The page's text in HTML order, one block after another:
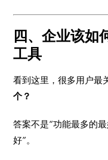
四、企业该如
工具
看到这里，很多用户最
个？
答案不是“功能最多的
好”。